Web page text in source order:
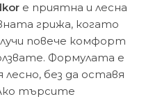
е приятна и лесна
грижа, когато
повече комфорт
Формулата е
лесно, без да оставя
търсите